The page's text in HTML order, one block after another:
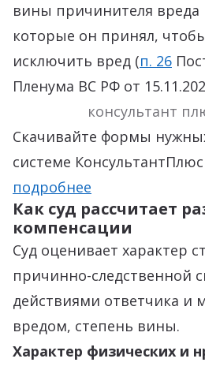
вины причинителя вреда
которые он принял,
исключить вред (п. 26
Пленума ВС РФ от
консультант
Скачивайте формы
системе КонсультантПлюс
подробнее
Как суд рассчитает
компенсации
Суд оценивает характер
причинно-следственной
действиями ответчика и
вредом, степень вины.
Характер физических и